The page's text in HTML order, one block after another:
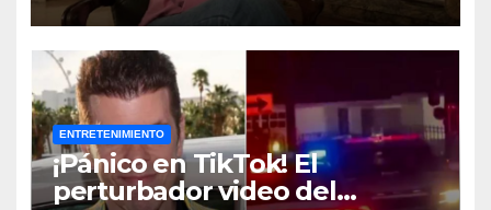
ENTRETENIMIENTO
¡Pánico en TikTok! El
perturbador video del